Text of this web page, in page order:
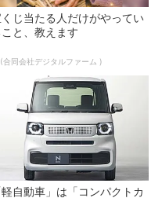
じ当たる人だけがやってい
こと、教えます
合同会社デジタルファーム )
軽自動車」は「コンパクトカ